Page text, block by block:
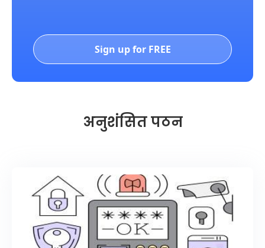
Sign up for FREE
अनुशंसित पठन